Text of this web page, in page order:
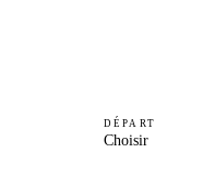
DÉPART
Choisir